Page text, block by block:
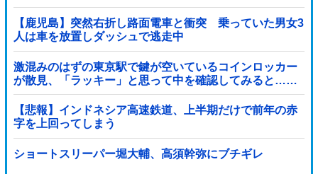
【鹿児島】突然右折し路面電車と衝突 乗っていた男女3
人は車を放置しダッシュで逃走中
激混みのはずの東京駅で鍵が空いているコインロッカー
が散見、「ラッキー」と思って中を確認してみると……
【悲報】インドネシア高速鉄道、上半期だけで前年の赤
字を上回ってしまう
wwwwwwwwwwwwwwwwwwwwwwwwwwwwwwwwww
wwwwwwwwwww他
ショートスリーパー堀大輔、高須幹弥にブチギレ